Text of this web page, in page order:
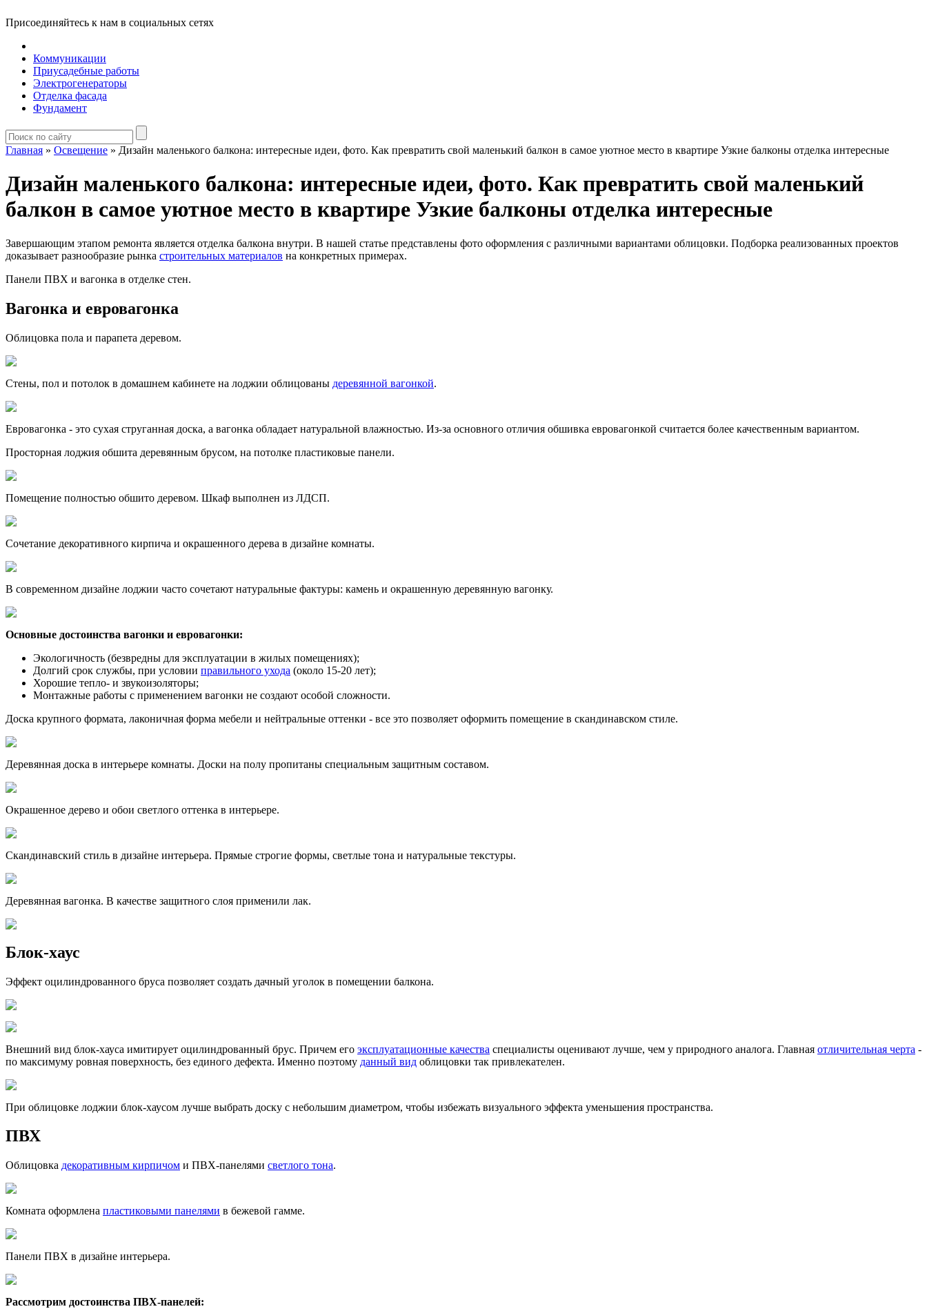
Присоединяйтесь к нам в социальных сетях
Коммуникации
Приусадебные работы
Электрогенераторы
Отделка фасада
Фундамент
Главная » Освещение » Дизайн маленького балкона: интересные идеи, фото. Как превратить свой маленький балкон в самое уютное место в квартире Узкие балконы отделка интересные
Дизайн маленького балкона: интересные идеи, фото. Как превратить свой маленький
балкон в самое уютное место в квартире Узкие балконы отделка интересные
Завершающим этапом ремонта является отделка балкона внутри. В нашей статье представлены фото оформления с различными вариантами облицовки. Подборка реализованных проектов
доказывает разнообразие рынка строительных материалов на конкретных примерах.
Панели ПВХ и вагонка в отделке стен.
Вагонка и евровагонка
Облицовка пола и парапета деревом.
Стены, пол и потолок в домашнем кабинете на лоджии облицованы деревянной вагонкой.
Евровагонка - это сухая струганная доска, а вагонка обладает натуральной влажностью. Из-за основного отличия обшивка евровагонкой считается более качественным вариантом.
Просторная лоджия обшита деревянным брусом, на потолке пластиковые панели.
Помещение полностью обшито деревом. Шкаф выполнен из ЛДСП.
Сочетание декоративного кирпича и окрашенного дерева в дизайне комнаты.
В современном дизайне лоджии часто сочетают натуральные фактуры: камень и окрашенную деревянную вагонку.
Основные достоинства вагонки и евровагонки:
Экологичность (безвредны для эксплуатации в жилых помещениях);
Долгий срок службы, при условии правильного ухода (около 15-20 лет);
Хорошие тепло- и звукоизоляторы;
Монтажные работы с применением вагонки не создают особой сложности.
Доска крупного формата, лаконичная форма мебели и нейтральные оттенки - все это позволяет оформить помещение в скандинавском стиле.
Деревянная доска в интерьере комнаты. Доски на полу пропитаны специальным защитным составом.
Окрашенное дерево и обои светлого оттенка в интерьере.
Скандинавский стиль в дизайне интерьера. Прямые строгие формы, светлые тона и натуральные текстуры.
Деревянная вагонка. В качестве защитного слоя применили лак.
Блок-хаус
Эффект оцилиндрованного бруса позволяет создать дачный уголок в помещении балкона.
Внешний вид блок-хауса имитирует оцилиндрованный брус. Причем его эксплуатационные качества специалисты оценивают лучше, чем у природного аналога. Главная отличительная черта -
по максимуму ровная поверхность, без единого дефекта. Именно поэтому данный вид облицовки так привлекателен.
При облицовке лоджии блок-хаусом лучше выбрать доску с небольшим диаметром, чтобы избежать визуального эффекта уменьшения пространства.
ПВХ
Облицовка декоративным кирпичом и ПВХ-панелями светлого тона.
Комната оформлена пластиковыми панелями в бежевой гамме.
Панели ПВХ в дизайне интерьера.
Рассмотрим достоинства ПВХ-панелей: